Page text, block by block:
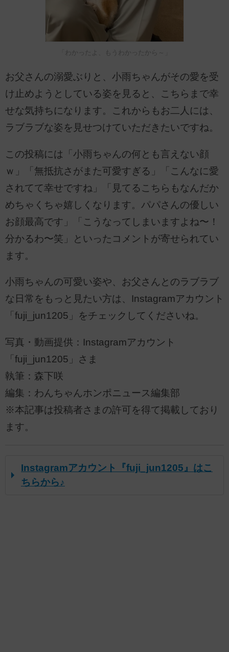
「わかったよ、もうわかったから～」
お父さんの溺愛ぶりと、小雨ちゃんがその愛を受
け止めようとしている姿を見ると、こちらまで幸
せな気持ちになります。これからもお二人には、
ラブラブな姿を見せつけていただきたいですね。
この投稿には「小雨ちゃんの何とも言えない顔
ｗ」「無抵抗さがまた可愛すぎる」「こんなに愛
されてて幸せですね」「見てるこちらもなんだか
めちゃくちゃ嬉しくなります。パパさんの優しい
お顔最高です」「こうなってしまいますよね〜！
分かるわ〜笑」といったコメントが寄せられてい
ます。
小雨ちゃんの可愛い姿や、お父さんとのラブラブ
な日常をもっと見たい方は、Instagramアカウント
「fuji_jun1205」をチェックしてくださいね。
写真・動画提供：Instagramアカウント
「fuji_jun1205」さま
執筆：森下咲
編集：わんちゃんホンポニュース編集部
※本記事は投稿者さまの許可を得て掲載しており
ます。
Instagramアカウント『fuji_jun1205』はこ
ちらから♪